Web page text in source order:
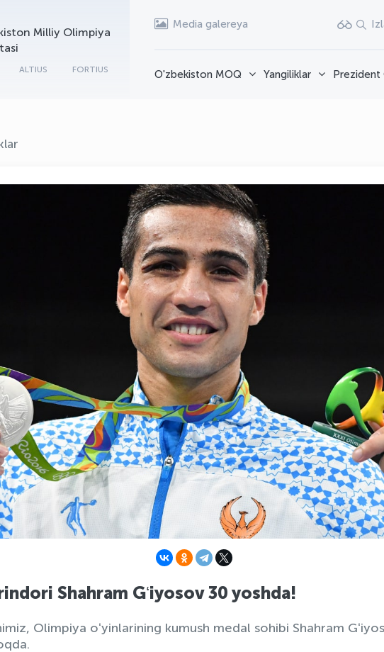
Milliy Olimpiya
ALTIUS FORTIUS
Media galereya
O'zbekiston MOQ Yangiliklar Prezident
Shahram Gʻiyosov 30 yoshda!
Olimpiya oʻyinlarining kumush medal sohibi Shahram